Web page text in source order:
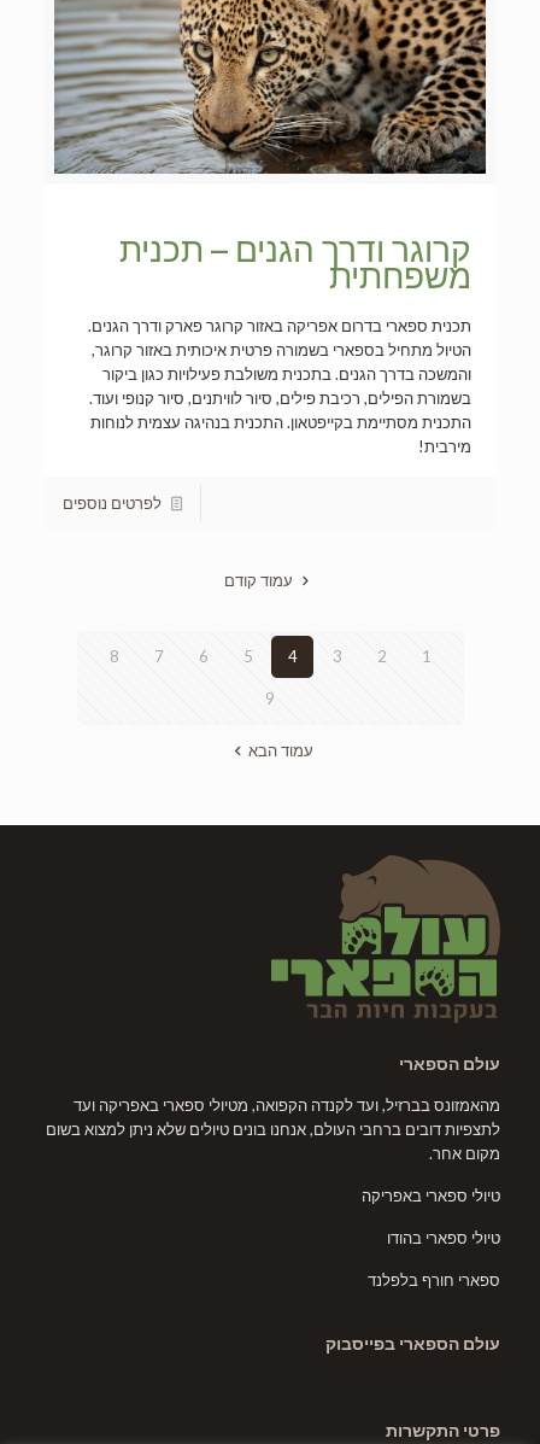
קרוגר ודרך הגנים – תכנית
משפחתית
תכנית ספארי בדרום אפריקה באזור קרוגר פארק ודרך הגנים.
הטיול מתחיל בספארי בשמורה פרטית איכותית באזור קרוגר,
והמשכה בדרך הגנים. בתכנית משולבת פעילויות כגון ביקור
בשמורת הפילים, רכיבת פילים, סיור לוויתנים, סיור קנופי ועוד.
התכנית מסתיימת בקייפטאון. התכנית בנהיגה עצמית לנוחות
מירבית!
לפרטים נוספים
עמוד קודם
1
2
3
4
5
6
7
8
9
עמוד הבא
עולם הספארי
מהאמזונס בברזיל, ועד לקנדה הקפואה, מטיולי ספארי באפריקה ועד
לתצפיות דובים ברחבי העולם, אנחנו בונים טיולים שלא ניתן למצוא בשום
מקום אחר.
טיולי ספארי באפריקה
טיולי ספארי בהודו
ספארי חורף בלפלנד
עולם הספארי בפייסבוק
פרטי התקשרות